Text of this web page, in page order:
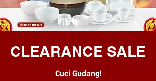
CLEARANCE SALE
Cuci Gudang!